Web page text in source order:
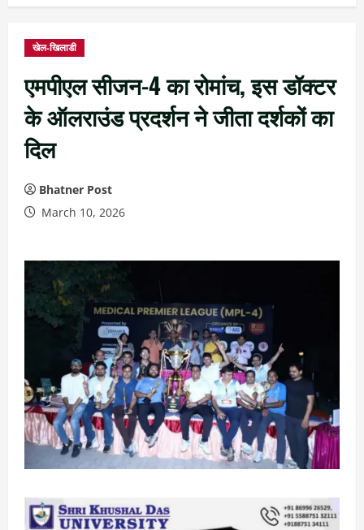
खेल-खिलाडी
एमपीएल सीजन-4 का रोमांच, इस डॉक्टर
के ऑलराउंड प्रदर्शन ने जीता दर्शकों का
दिल
Bhatner Post
March 10, 2026